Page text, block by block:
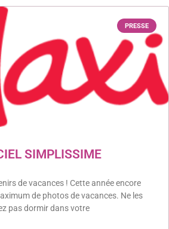
PRESSE
SIMPLISSIME
de vacances ! Cette année encore
de photos de vacances. Ne les
pas dormir dans votre